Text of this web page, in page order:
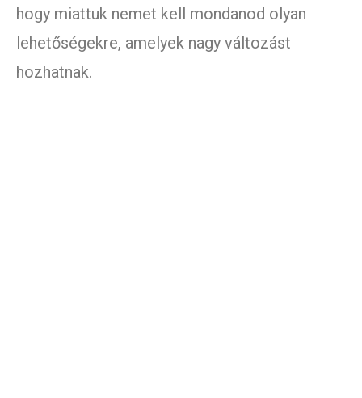
hogy miattuk nemet kell mondanod olyan
lehetőségekre, amelyek nagy változást
hozhatnak.